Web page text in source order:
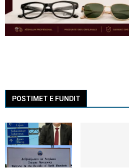
POSTIMET E FUNDIT